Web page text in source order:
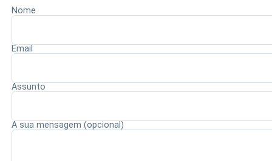
Nome
Email
Assunto
A sua mensagem (opcional)